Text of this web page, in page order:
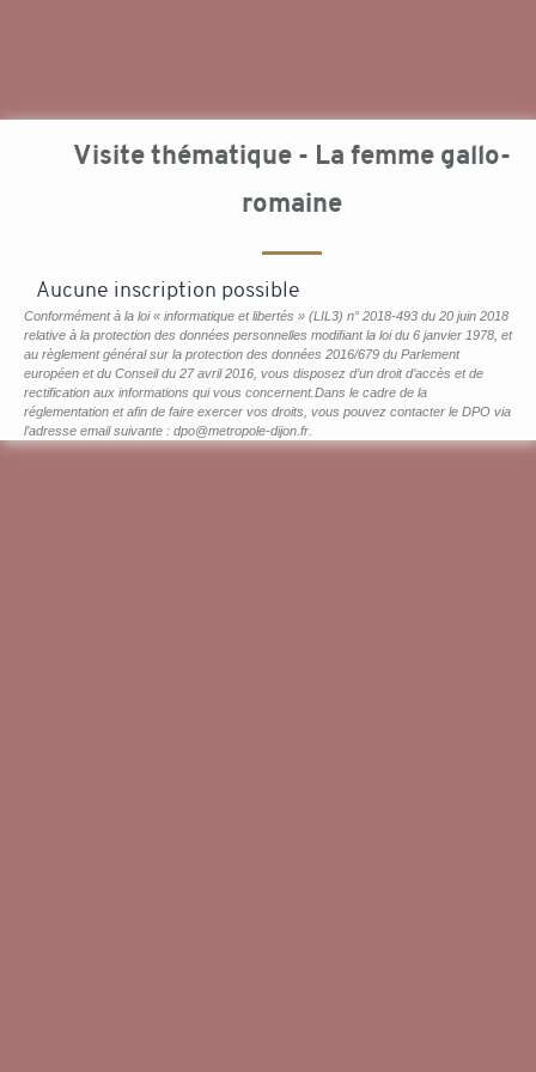
Visite thématique - La femme gallo-
romaine
Aucune inscription possible
Conformément à la loi « informatique et libertés » (LIL3) n° 2018-493 du 20 juin 2018
relative à la protection des données personnelles modifiant la loi du 6 janvier 1978, et
au règlement général sur la protection des données 2016/679 du Parlement
européen et du Conseil du 27 avril 2016, vous disposez d’un droit d’accès et de
rectification aux informations qui vous concernent.Dans le cadre de la
réglementation et afin de faire exercer vos droits, vous pouvez contacter le DPO via
l’adresse email suivante : dpo@metropole-dijon.fr.